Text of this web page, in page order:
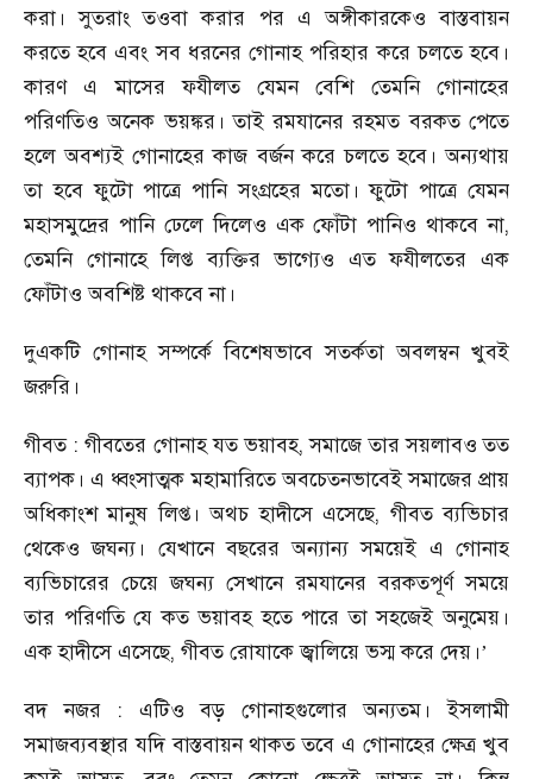
করা। সুতরাং তওবা করার পর এ অঙ্গীকারকেও বাস্তবায়ন
করতে হবে এবং সব ধরনের গোনাহ পরিহার করে চলতে হবে।
কারণ এ মাসের ফযীলত যেমন বেশি তেমনি গোনাহের
পরিণতিও অনেক ভয়ঙ্কর। তাই রমযানের রহমত বরকত পেতে
হলে অবশ্যই গোনাহের কাজ বর্জন করে চলতে হবে। অন্যথায়
তা হবে ফুটো পাত্রে পানি সংগ্রহের মতো। ফুটো পাত্রে যেমন
মহাসমুদ্রের পানি ঢেলে দিলেও এক ফোঁটা পানিও থাকবে না,
তেমনি গোনাহে লিপ্ত ব্যক্তির ভাগ্যেও এত ফযীলতের এক
ফোঁটাও অবশিষ্ট থাকবে না।
দুএকটি গোনাহ সম্পর্কে বিশেষভাবে সতর্কতা অবলম্বন খুবই
জরুরি।
গীবত : গীবতের গোনাহ যত ভয়াবহ,সমাজে তার সয়লাবও তত
ব্যাপক। এ ধ্বংসাত্মক মহামারিতে অবচেতনভাবেই সমাজের প্রায়
অধিকাংশ মানুষ লিপ্ত। অথচ হাদীসে এসেছে, গীবত ব্যভিচার
থেকেও জঘন্য। যেখানে বছরের অন্যান্য সময়েই এ গোনাহ
ব্যভিচারের চেয়ে জঘন্য সেখানে রমযানের বরকতপূর্ণ সময়ে
তার পরিণতি যে কত ভয়াবহ হতে পারে তা সহজেই অনুমেয়।
এক হাদীসে এসেছে, গীবত রোযাকে জ্বালিয়ে ভস্ম করে দেয়।’
বদ নজর : এটিও বড় গোনাহগুলোর অন্যতম। ইসলামী
সমাজব্যবস্থার যদি বাস্তবায়ন থাকত তবে এ গোনাহের ক্ষেত্র খুব